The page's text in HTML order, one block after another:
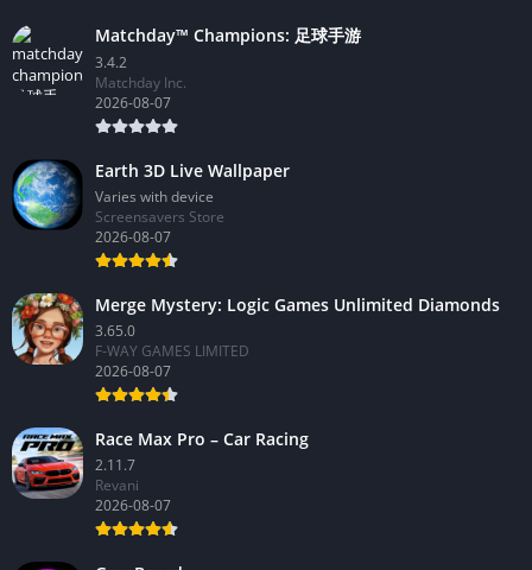
Matchday™ Champions: 足球手游
3.4.2
Matchday Inc.
2026-08-07
Earth 3D Live Wallpaper
Varies with device
Screensavers Store
2026-08-07
Merge Mystery: Logic Games Unlimited Diamonds
3.65.0
F-WAY GAMES LIMITED
2026-08-07
Race Max Pro – Car Racing
2.11.7
Revani
2026-08-07